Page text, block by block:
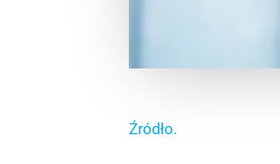
Źródło.